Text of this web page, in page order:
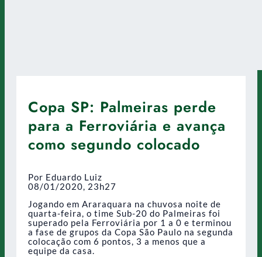
Copa SP: Palmeiras perde
para a Ferroviária e avança
como segundo colocado
Por Eduardo Luiz
08/01/2020, 23h27
Jogando em Araraquara na chuvosa noite de
quarta-feira, o time Sub-20 do Palmeiras foi
superado pela Ferroviária por 1 a 0 e terminou
a fase de grupos da Copa São Paulo na segunda
colocação com 6 pontos, 3 a menos que a
equipe da casa.